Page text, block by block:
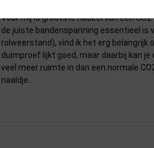
Voor mij is grootste nadeel van een
de juiste bandenspanning essentieel is
rolweerstand), vind ik het erg belangrijk
duimproef lijkt goed, maar daarbij kan
veel meer ruimte in dan een normale
naaldje...